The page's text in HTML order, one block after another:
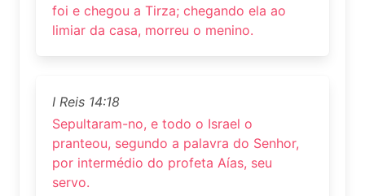
foi e chegou a Tirza; chegando ela ao
limiar da casa, morreu o menino.
I Reis 14:18
Sepultaram-no, e todo o Israel o
pranteou, segundo a palavra do Senhor,
por intermédio do profeta Aías, seu
servo.